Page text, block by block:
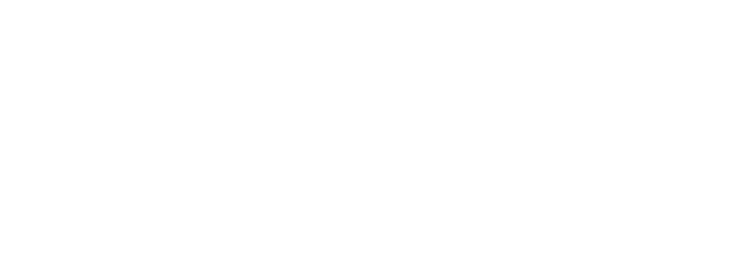
kierunku „Pedagogika szkolna z elementami
Dyscypliny dla Rodziców, Certyfikowany
oraz „ISKRA Odporności”,
Akademia Przyszłości. Propagatorka
spotkania i warsztaty dla dzieci i
nastoletnich synów, którą własne
wsparcia dla dzieci, młodzieży i ich rodziców,